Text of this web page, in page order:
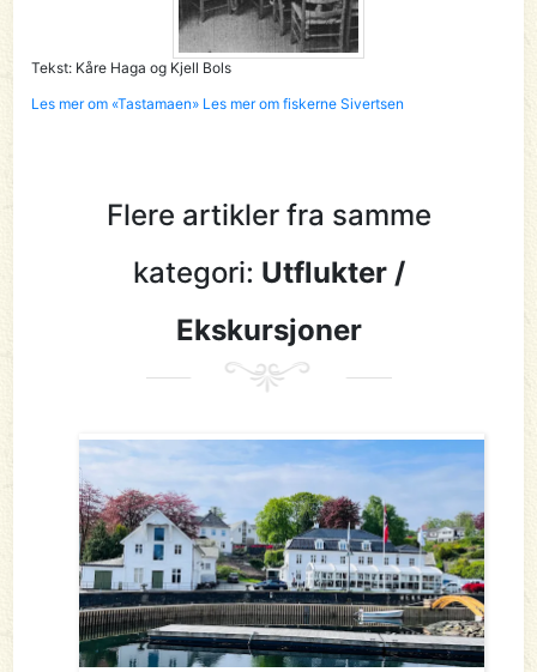
Tekst: Kåre Haga og Kjell Bols
Les mer om «Tastamaen» Les mer om fiskerne Sivertsen
Flere artikler fra samme
kategori: Utflukter /
Ekskursjoner